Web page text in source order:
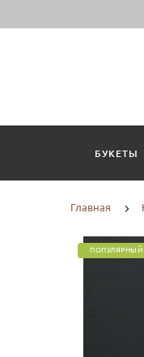
БУКЕТЫ
Главная
ПОПУЛЯРНЫЙ